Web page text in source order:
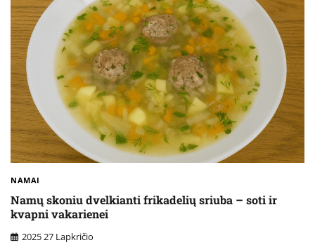
NAMAI
Namų skoniu dvelkianti frikadelių sriuba – soti ir
kvapni vakarienei
2025 27 Lapkričio